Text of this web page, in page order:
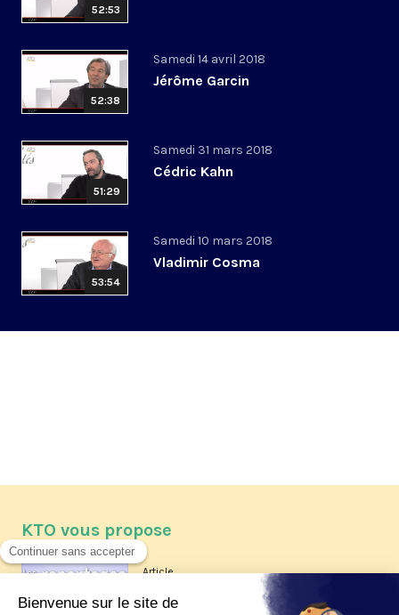
52:53
52:38
Samedi 14 avril 2018
Jérôme Garcin
51:29
Samedi 31 mars 2018
Cédric Kahn
53:54
Samedi 10 mars 2018
Vladimir Cosma
KTO vous propose
Article
Les reportages d'été 2026 de KTO